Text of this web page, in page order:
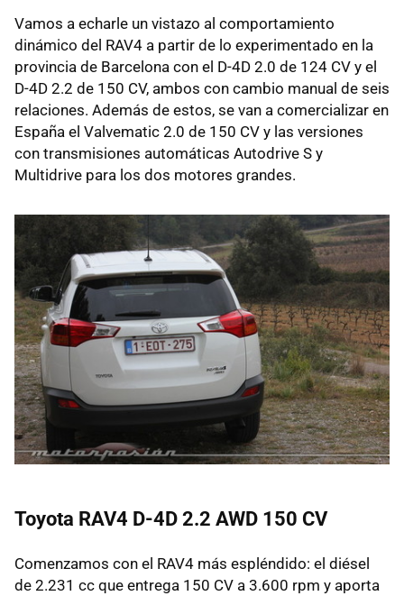
Vamos a echarle un vistazo al comportamiento
dinámico del RAV4 a partir de lo experimentado en la
provincia de Barcelona con el D-4D 2.0 de 124 CV y el
D-4D 2.2 de 150 CV, ambos con cambio manual de seis
relaciones. Además de estos, se van a comercializar en
España el Valvematic 2.0 de 150 CV y las versiones
con transmisiones automáticas Autodrive S y
Multidrive para los dos motores grandes.
Toyota RAV4 D-4D 2.2 AWD 150 CV
Comenzamos con el RAV4 más espléndido: el diésel
de 2.231 cc que entrega 150 CV a 3.600 rpm y aporta